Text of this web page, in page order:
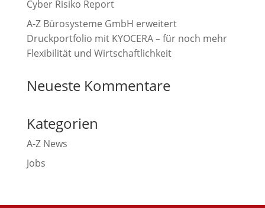
Cyber Risiko Report
A-Z Bürosysteme GmbH erweitert
Druckportfolio mit KYOCERA – für noch mehr
Flexibilität und Wirtschaftlichkeit
Neueste Kommentare
Kategorien
A-Z News
Jobs